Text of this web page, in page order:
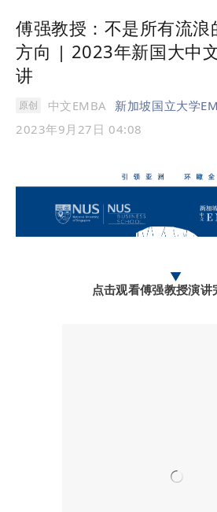
傅强教授：不是所有流浪
方向 | 2023年新国大中
讲
原创 中文EMBA 新加坡国立大学
2023年9月27日 04:08
▼
点击观看傅强教授演讲